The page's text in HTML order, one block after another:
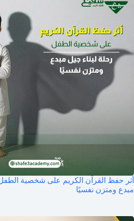
أثر حفظ القرآن الكريم على شخصية
مبدع ومتزن نفسيًا